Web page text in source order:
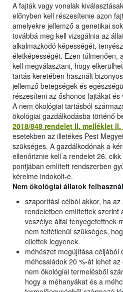
A fajták vagy vonalak
előnyben kell részesítenie azon
amelyekre jellemző a genetikai
továbbá meg kell vizsgálnia az
alkalmazkodó képességét,
életképességét. Ezen túlmenően,
kell megválasztani, hogy
tartás keretében használt
jellemző betegségek és
részesíteni az őshonos fajtákat és
A nem ökológiai tartásból
ökológiai gazdálkodásba történő
2018/848 rendelet II. melléklet II.
esetekben az illetékes Pest
szükséges. A gazdálkodónak a
ellenőriznie kell a rendelet 26.
pontjában említett rendszerben
kérelme indokolt-e.
Nem ökológiai állatok
szaporítási célból akkor, ha
rendeletben említettek szerint
veszélye által fenyegetettnek
nem feltétlenül szükséges,
ellettek legyenek.
méhészet megújítása céljából
méhcsaládok 20 %-át lehet
nem ökológiai termelésből
hogy a méhanyákat és a